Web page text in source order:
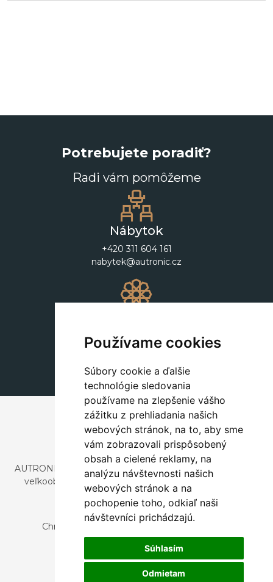
Používame cookies
Súbory cookie a ďalšie
technológie sledovania
používame na zlepšenie vášho
zážitku z prehliadania našich
webových stránok, na to, aby sme
vám zobrazovali prispôsobený
obsah a cielené reklamy, na
analýzu návštevnosti našich
webových stránok a na
pochopenie toho, odkiaľ naši
návštevníci prichádzajú.
Súhlasím
Odmietam
Potrebujete poradiť?
Radi vám pomôžeme
Nábytok
+420 311 604 161
nabytek@autronic.cz
+420 311 604 182
dekorace@autronic.cz
AUTRONIC, s.r.o. je spoločnosť zaoberajúca sa dovozom a
veľkoobchodným predajom dizajnového aj štýlového
nábytku a dekorácií.
Česká republika
Chrustenice 270, 267 12 Loděnice u Berouna
Slovensko
Nová 366, 032 02 Závažná Poruba